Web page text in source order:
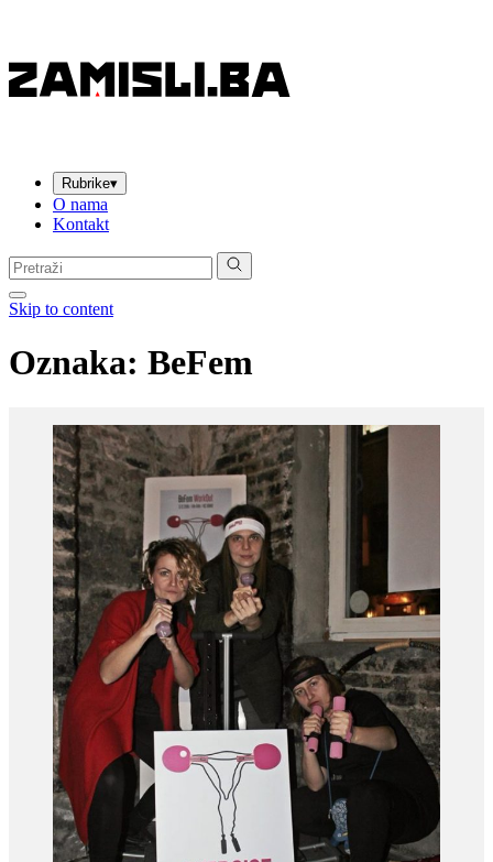
Rubrike▾
O nama
Kontakt
Pretraga:
Skip to content
Oznaka: BeFem